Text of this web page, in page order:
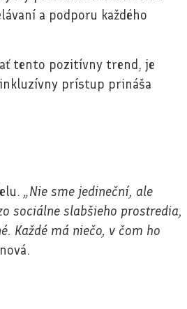
a podporu každého
tento pozitívny trend, je
inkluzívny prístup prináša
„Nie sme jedineční, ale
sociálne slabšieho prostredia,
Každé má niečo, v čom ho